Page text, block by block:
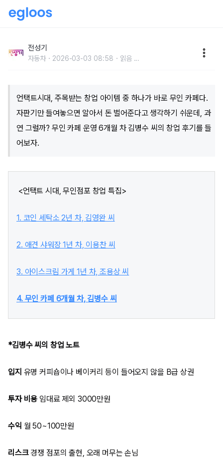
전성기
자동차 2026-03-03 08:58 읽음 ...
언택트시대, 주목받는 창업 아이템 중 하나가 바로 무인 카페다.
자판기만 들여놓으면 알아서 돈 벌어준다고 생각하기 쉬운데, 과
연 그럴까? 무인 카페 운영 6개월 차 김병수 씨의 창업 후기를 들
어보자.
<언택트 시대, 무인점포 창업 특집>
1. 코인 세탁소 2년 차, 김영완 씨
2. 애견 샤워장 1년 차, 이용찬 씨
3. 아이스크림 가게 1년 차, 조용상 씨
4. 무인 카페 6개월 차, 김병수 씨
*김병수 씨의 창업 노트
입지 유명 커피숍이나 베이커리 등이 들어오지 않을 B급 상권
투자 비용 임대료 제외 3000만원
수익 월 50~100만원
리스크경쟁 점포의 출현, 오래 머무는 손님